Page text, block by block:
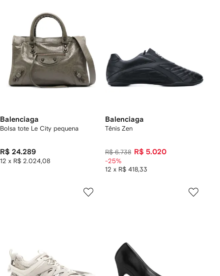
Balenciaga
Bolsa tote Le City pequena
R$ 24.289
12 x R$ 2.024,08
Balenciaga
Tênis Zen
R$ 6.738 R$ 5.020
12 x R$ 418,33
-25%